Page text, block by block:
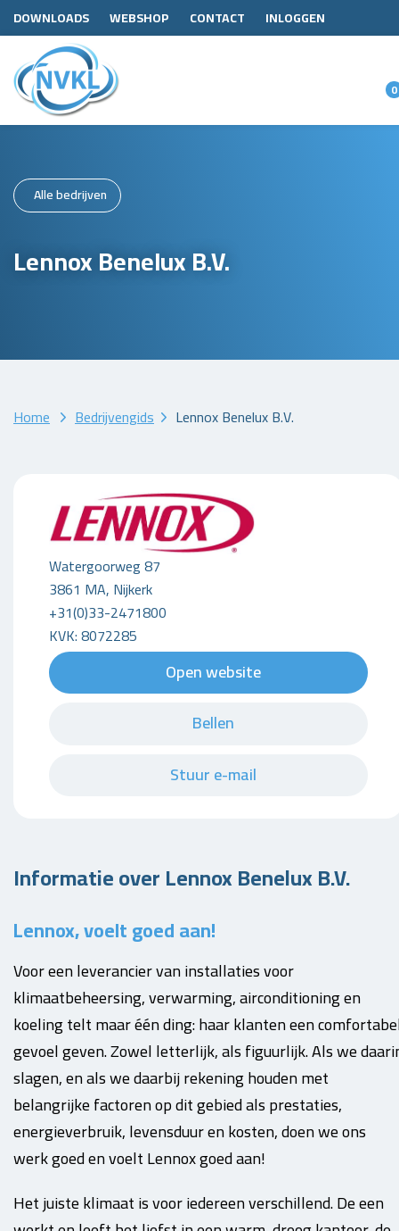
DOWNLOADS WEBSHOP CONTACT INLOGGEN
0
Alle bedrijven
Lennox Benelux B.V.
Home Bedrijvengids Lennox Benelux B.V.
Watergoorweg 87
3861 MA, Nijkerk
+31(0)33-2471800
KVK: 8072285
Open website
Bellen
Stuur e-mail
Informatie over Lennox Benelux B.V.
Lennox, voelt goed aan!
Voor een leverancier van installaties voor
klimaatbeheersing, verwarming, airconditioning en
koeling telt maar één ding: haar klanten een
gevoel geven. Zowel letterlijk, als figuurlijk. Als we
slagen, en als we daarbij rekening houden met
belangrijke factoren op dit gebied als prestaties,
energieverbruik, levensduur en kosten, doen we ons
werk goed en voelt Lennox goed aan!
Het juiste klimaat is voor iedereen verschillend. De een